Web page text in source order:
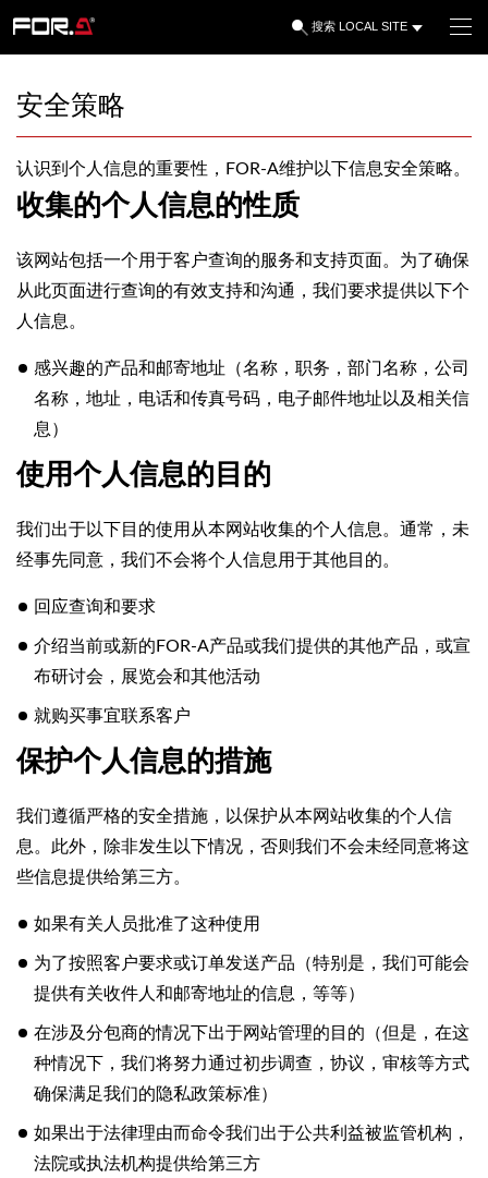
搜索 LOCAL SITE
安全策略
认识到个人信息的重要性，FOR-A维护以下信息安全策略。
收集的个人信息的性质
该网站包括一个用于客户查询的服务和支持页面。 为了确保
从此页面进行查询的有效支持和沟通，我们要求提供以下个
人信息。
感兴趣的产品和邮寄地址（名称，职务，部门名称，公司
名称，地址，电话和传真号码，电子邮件地址以及相关信
息）
使用个人信息的目的
我们出于以下目的使用从本网站收集的个人信息。 通常，未
经事先同意，我们不会将个人信息用于其他目的。
回应查询和要求
介绍当前或新的FOR-A产品或我们提供的其他产品，或宣
布研讨会，展览会和其他活动
就购买事宜联系客户
保护个人信息的措施
我们遵循严格的安全措施，以保护从本网站收集的个人信
息。 此外，除非发生以下情况，否则我们不会未经同意将这
些信息提供给第三方。
如果有关人员批准了这种使用
为了按照客户要求或订单发送产品（特别是，我们可能会
提供有关收件人和邮寄地址的信息，等等）
在涉及分包商的情况下出于网站管理的目的（但是，在这
种情况下，我们将努力通过初步调查，协议，审核等方式
确保满足我们的隐私政策标准）
如果出于法律理由而命令我们出于公共利益被监管机构，
法院或执法机构提供给第三方